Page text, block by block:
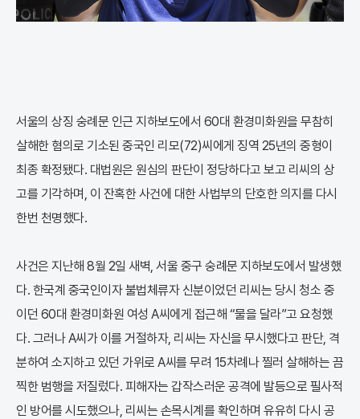
서울의 상징 숭례문 인근 지하보도에서 60대 환경미화원을 무참히
살해한 혐의로 기소된 중국인 리모(72)씨에게 징역 25년의 중형이
최종 확정됐다. 대법원은 원심의 판단이 정당하다고 보고 리씨의 상
고를 기각하며, 이 잔혹한 사건에 대한 사법부의 단호한 의지를 다시
한번 천명했다.
사건은 지난해 8월 2일 새벽, 서울 중구 숭례문 지하보도에서 발생했
다. 한국계 중국인이자 불법체류자 신분이었던 리씨는 당시 청소 중
이던 60대 환경미화원 여성 A씨에게 접근해 “물을 달라”고 요청했
다. 그러나 A씨가 이를 거절하자, 리씨는 자신을 무시했다고 판단, 격
분하여 소지하고 있던 가위로 A씨를 무려 15차례나 찔러 살해하는 끔
찍한 범행을 저질렀다. 피해자는 갑작스러운 공격에 발등으로 필사적
인 방어를 시도했으나, 리씨는 손목시계를 확인하며 유유히 다시 공